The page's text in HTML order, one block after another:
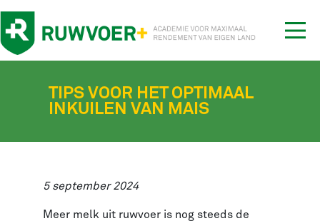
TIPS VOOR HET OPTIMAAL
INKUILEN VAN MAIS
5 september 2024
Meer melk uit ruwvoer is nog steeds de